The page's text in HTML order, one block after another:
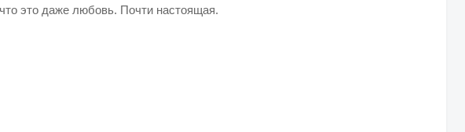
это даже любовь. Почти настоящая.